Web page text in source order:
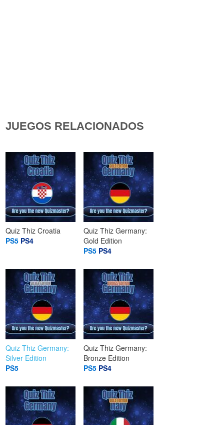
JUEGOS RELACIONADOS
Quiz Thiz Croatia
PS5 PS4
Quiz Thiz Germany:
Gold Edition
PS5 PS4
Quiz Thiz Germany:
Silver Edition
PS5
Quiz Thiz Germany:
Bronze Edition
PS5 PS4